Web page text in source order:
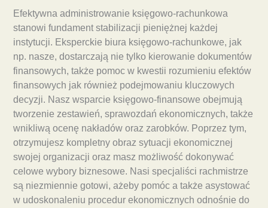
Efektywna administrowanie księgowo-rachunkowa
stanowi fundament stabilizacji pieniężnej każdej
instytucji. Eksperckie biura księgowo-rachunkowe, jak
np. nasze, dostarczają nie tylko kierowanie dokumentów
finansowych, także pomoc w kwestii rozumieniu efektów
finansowych jak również podejmowaniu kluczowych
decyzji. Nasz wsparcie księgowo-finansowe obejmują
tworzenie zestawień, sprawozdań ekonomicznych, także
wnikliwą ocenę nakładów oraz zarobków. Poprzez tym,
otrzymujesz kompletny obraz sytuacji ekonomicznej
swojej organizacji oraz masz możliwość dokonywać
celowe wybory biznesowe. Nasi specjaliści rachmistrze
są niezmiennie gotowi, ażeby pomóc a także asystować
w udoskonaleniu procedur ekonomicznych odnośnie do